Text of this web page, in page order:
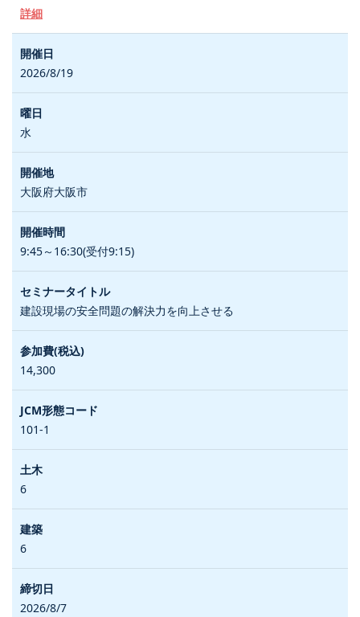
詳細
2026/8/19
水
大阪府大阪市
9:45～16:30(受付9:15)
建設現場の安全問題の解決力を向上させる
14,300
101-1
6
6
2026/8/7